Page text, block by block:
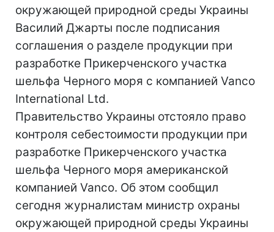
окружающей природной среды Украины
Василий Джарты после подписания
соглашения о разделе продукции при
разработке Прикерченского участка
шельфа Черного моря с компанией Vanco
International Ltd.
Правительство Украины отстояло право
контроля себестоимости продукции при
разработке Прикерченского участка
шельфа Черного моря американской
компанией Vanco. Об этом сообщил
сегодня журналистам министр охраны
окружающей природной среды Украины